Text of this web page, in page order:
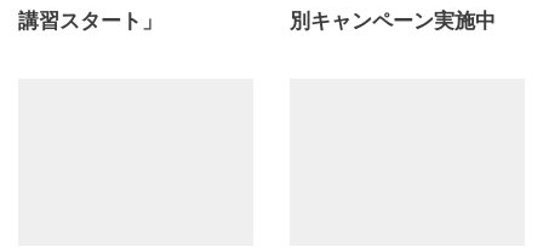
講習スタート」
別キャンペーン実施中